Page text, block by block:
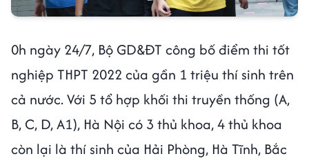
0h ngày 24/7, Bộ GD&ĐT công bố điểm thi tốt
nghiệp THPT 2022 của gần 1 triệu thí sinh trên
cả nước. Với 5 tổ hợp khối thi truyền thống (A,
B, C, D, A1), Hà Nội có 3 thủ khoa, 4 thủ khoa
còn lại là thí sinh của Hải Phòng, Hà Tĩnh, Bắc